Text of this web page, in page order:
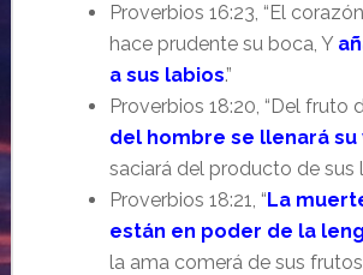
Proverbios 16:23, “El
hace prudente su boca, Y
a sus labios.”
Proverbios 18:20, “Del fruto
del hombre se llenará su
saciará del producto de sus
Proverbios 18:21, “La
están en poder de la
la ama comerá de sus